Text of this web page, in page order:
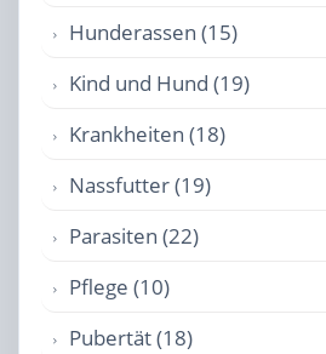
Hunderassen (15)
Kind und Hund (19)
Krankheiten (18)
Nassfutter (19)
Parasiten (22)
Pflege (10)
Pubertät (18)